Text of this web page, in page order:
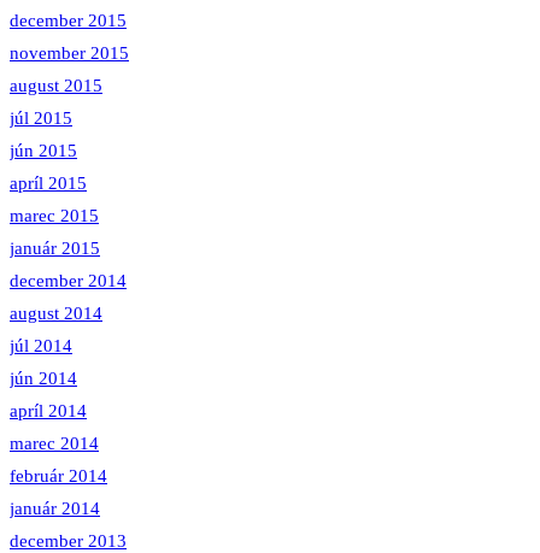
december 2015
november 2015
august 2015
júl 2015
jún 2015
apríl 2015
marec 2015
január 2015
december 2014
august 2014
júl 2014
jún 2014
apríl 2014
marec 2014
február 2014
január 2014
december 2013